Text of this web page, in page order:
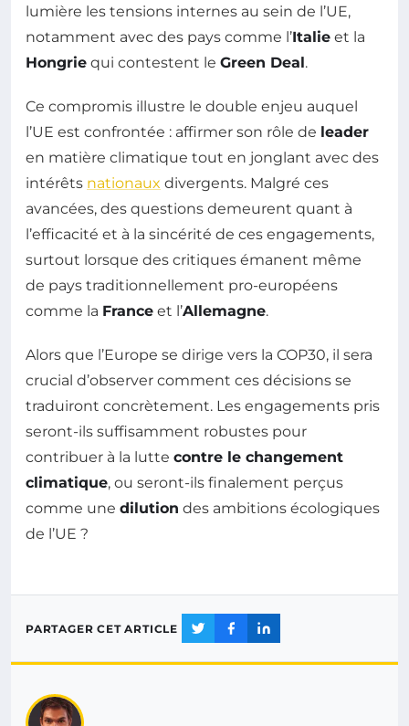
lumière les tensions internes au sein de l’UE,
notamment avec des pays comme l’Italie et la
Hongrie qui contestent le Green Deal.
Ce compromis illustre le double enjeu auquel
l’UE est confrontée : affirmer son rôle de leader
en matière climatique tout en jonglant avec des
intérêts nationaux divergents. Malgré ces
avancées, des questions demeurent quant à
l’efficacité et à la sincérité de ces engagements,
surtout lorsque des critiques émanent même
de pays traditionnellement pro-européens
comme la France et l’Allemagne.
Alors que l’Europe se dirige vers la COP30, il sera
crucial d’observer comment ces décisions se
traduiront concrètement. Les engagements pris
seront-ils suffisamment robustes pour
contribuer à la lutte contre le changement
climatique, ou seront-ils finalement perçus
comme une dilution des ambitions écologiques
de l’UE ?
PARTAGER CET ARTICLE